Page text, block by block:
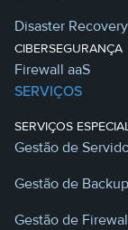
Disaster Recovery
CIBERSEGURANÇA
Firewall aaS
SERVIÇOS
SERVIÇOS
Gestão de
Gestão de Backup
Gestão de